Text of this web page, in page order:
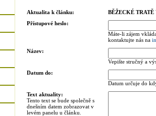
Aktualita k článku:
BĚŽECKÉ
Přístupové heslo:
Máte-li zájem
kontaktujte nás na
Název:
Vepište stručný a
Datum do:
Datum určuje do
Text aktuality:
Tento text se bude společně s
dnešním datem zobrazovat v
levém panelu u článku.